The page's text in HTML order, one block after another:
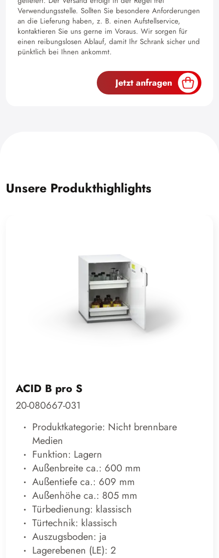
Verwendungsstelle. Sollten Sie besondere Anforderungen
an die Lieferung haben, z. B. einen Aufstellservice,
kontaktieren Sie uns gerne im Voraus. Wir sorgen für
einen reibungslosen Ablauf, damit Ihr Schrank sicher und
pünktlich bei Ihnen ankommt.
Jetzt anfragen
Unsere Produkthighlights
ACID B pro S
20-080667-031
Produktkategorie: Nicht brennbare
Medien
Funktion: Lagern
Außenbreite ca.: 600 mm
Außentiefe ca.: 609 mm
Außenhöhe ca.: 805 mm
Türbedienung: klassisch
Türtechnik: klassisch
Auszugsboden: ja
Lagerebenen (LE): 2